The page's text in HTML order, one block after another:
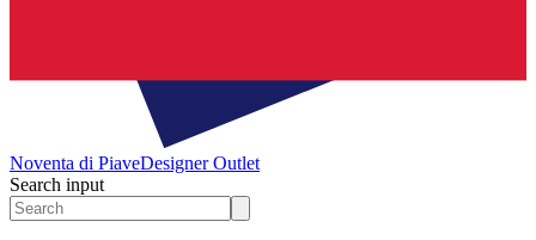
Noventa di PiaveDesigner Outlet
Search input